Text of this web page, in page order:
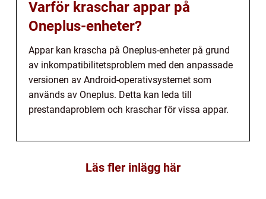
Varför kraschar appar på
Oneplus-enheter?
Appar kan krascha på Oneplus-enheter på grund
av inkompatibilitetsproblem med den anpassade
versionen av Android-operativsystemet som
används av Oneplus. Detta kan leda till
prestandaproblem och kraschar för vissa appar.
Läs fler inlägg här